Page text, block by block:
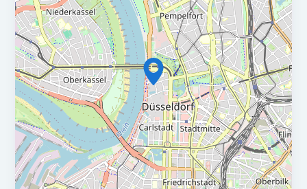
Umsatzsteuer- und Quellensteuererklärungen sowie
Steuerberechnungen und weiteren nicht lohnbezogenen
Steuererklärungen
Die Pflege und Organisation von Steuerunterlagen und -
dokumentationen sowie die Sicherstellung fristgerechter
und korrekter Steuererklärungen als auch die
Gewährleistung laufender Compliance gehört zu Deinen
Aufgaben
Du arbeitest mit externen Steuerberatern, Prüfern und